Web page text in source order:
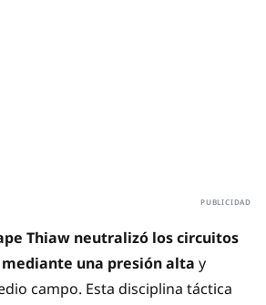
Thiaw neutralizó los circuitos
una presión alta y
campo. Esta disciplina táctica